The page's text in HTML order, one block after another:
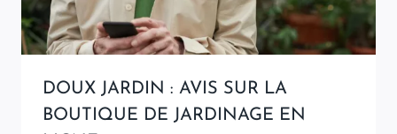
DOUX JARDIN : AVIS SUR LA
BOUTIQUE DE JARDINAGE EN